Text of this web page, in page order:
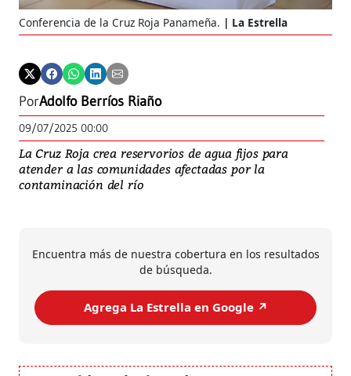
Conferencia de la Cruz Roja Panameña. La Estrella
PorAdolfo Berríos Riaño
09/07/2025 00:00
La Cruz Roja crea reservorios de agua fijos para
atender a las comunidades afectadas por la
contaminación del río
Encuentra más de nuestra cobertura en los resultados
de búsqueda.
Agrega La Estrella en Google ↗️